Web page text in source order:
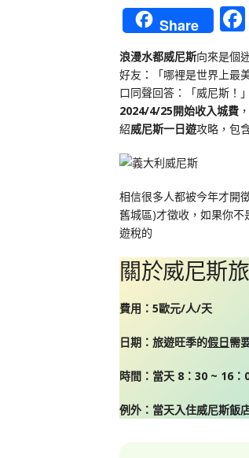
Share
浪漫水都威尼斯向來是個
好友：「哪裡是世界上最
口同聲回答：「威尼斯！
2024/4/25開始收入城費
紹威尼斯一日遊攻略，包
相信很多人都被今年才開
舊城區)才徵收，如果你
遊稅的
關於威尼斯
費用：5歐元/人/天
日期：旅遊旺季的假日需
時間：當天 8：30 ~ 16：
例外：當天入住威尼斯飯